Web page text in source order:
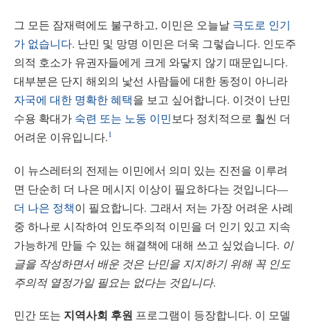
그 모든 잠재력에도 불구하고, 이민은 오늘날 극도로 인기
가 없습니다. 난민 및 망명 이민은 더욱 그렇습니다. 인도주
의적 호소가 유권자들에게 크게 와닿지 않기 때문입니다.
대부분은 단지 해외의 낯선 사람들에 대한 동정이 아니라
자국에 대한 명확한 혜택을 보고 싶어합니다. 이것이 난민
수용 확대가 숙련 또는 노동 이민 보다 정치적으로 훨씬 더
어려운 이유입니다.1
이 뉴스레터의 전제는 이민에서 의미 있는 진전을 이루려
면 단순히 더 나은 메시지 이상이 필요하다는 것입니다—
더 나은 정책이 필요합니다. 그래서 저는 가장 어려운 사례
중 하나로 시작하여 인도주의적 이민을 더 인기 있고 지속
가능하게 만들 수 있는 해결책에 대해 쓰고 싶었습니다. 이
글을 작성하면서 배운 것은 난민을 지지하기 위해 꼭 인도
주의적 열정가일 필요는 없다는 것입니다.
민간 또는 지역사회 후원 프로그램이 등장합니다. 이 모델